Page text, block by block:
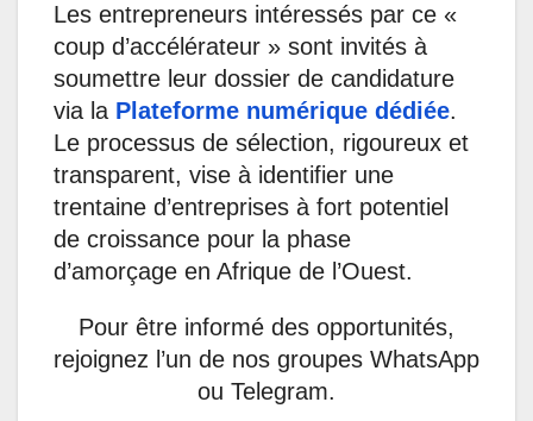
Les entrepreneurs intéressés par ce «
coup d’accélérateur » sont invités à
soumettre leur dossier de candidature
via la Plateforme numérique dédiée.
Le processus de sélection, rigoureux et
transparent, vise à identifier une
trentaine d’entreprises à fort potentiel
de croissance pour la phase
d’amorçage en Afrique de l’Ouest.
Pour être informé des opportunités,
rejoignez l’un de nos groupes WhatsApp
ou Telegram.